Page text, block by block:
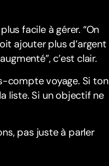
facile à gérer. “On
ajouter plus d’argent
c’est clair.
compte voyage. Si ton
liste. Si un objectif ne
pas juste à parler